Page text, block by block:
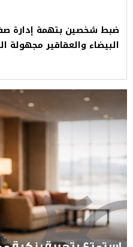
ضبط شخصين بتهمة إدارة
البيضاء والعقاقير مجهولة